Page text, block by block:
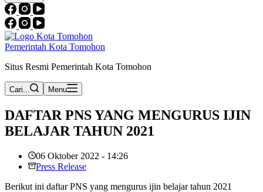
Pemerintah Kota Tomohon
Situs Resmi Pemerintah Kota Tomohon
Cari... Menu
DAFTAR PNS YANG MENGURUS IJIN
BELAJAR TAHUN 2021
06 Oktober 2022 - 14:26
Press Release
Berikut ini daftar PNS yang mengurus ijin belajar tahun 2021